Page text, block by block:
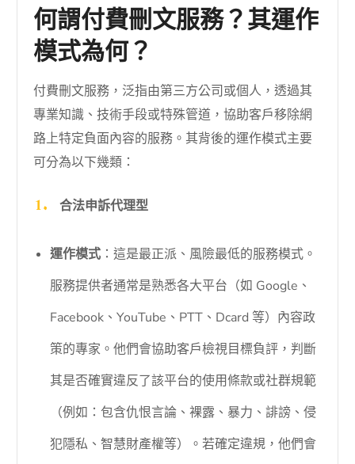
何謂付費刪文服務？其運作
模式為何？
付費刪文服務，泛指由第三方公司或個人，透過其
專業知識、技術手段或特殊管道，協助客戶移除網
路上特定負面內容的服務。其背後的運作模式主要
可分為以下幾類：
合法申訴代理型
運作模式 ：這是最正派、風險最低的服務模式。
服務提供者通常是熟悉各大平台（如 Google、
Facebook、YouTube、PTT、Dcard 等）內容政
策的專家。他們會協助客戶檢視目標負評，判斷
其是否確實違反了該平台的使用條款或社群規範
（例如：包含仇恨言論、裸露、暴力、誹謗、侵
犯隱私、智慧財產權等）。若確定違規，他們會